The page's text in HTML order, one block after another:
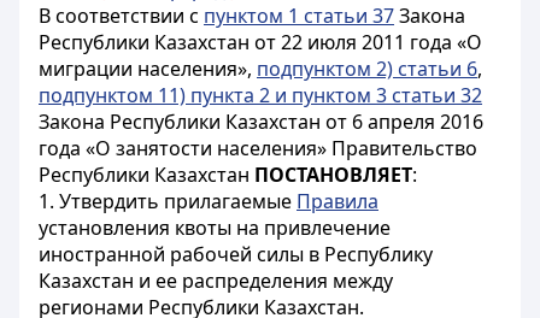
В соответствии с пунктом 1 статьи 37Закона
Республики Казахстан от 22 июля 2011 года «О
миграции населения», подпунктом 2) статьи 6,
подпунктом 11) пункта 2 и пунктом 3 статьи 32
Закона Республики Казахстан от 6 апреля 2016
года «О занятости населения» Правительство
Республики Казахстан ПОСТАНОВЛЯЕТ:
1. Утвердить прилагаемые Правила
установления квоты на привлечение
иностранной рабочей силы в Республику
Казахстан и ее распределения между
регионами Республики Казахстан.